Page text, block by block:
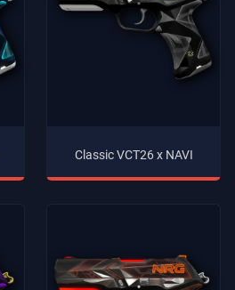
Classic VCT26 x NAVI